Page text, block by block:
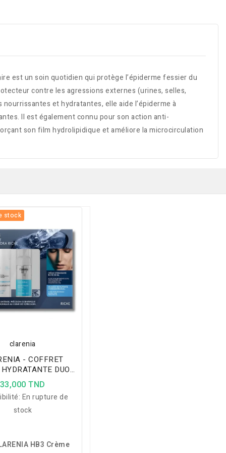
est un soin quotidien qui protège l’épiderme fessier du
contre les agressions externes (urines, selles,
et hydratantes, elle aide l’épiderme à
Il est également connu pour son action anti-
son film hydrolipidique et améliore la microcirculation
stock
clarenia
- COFFRET
DUO-
RICHE + MOUSSE
HYDRATANTE
OFFERTE
33,000 TND
En rupture de
stock
HB3 Crème